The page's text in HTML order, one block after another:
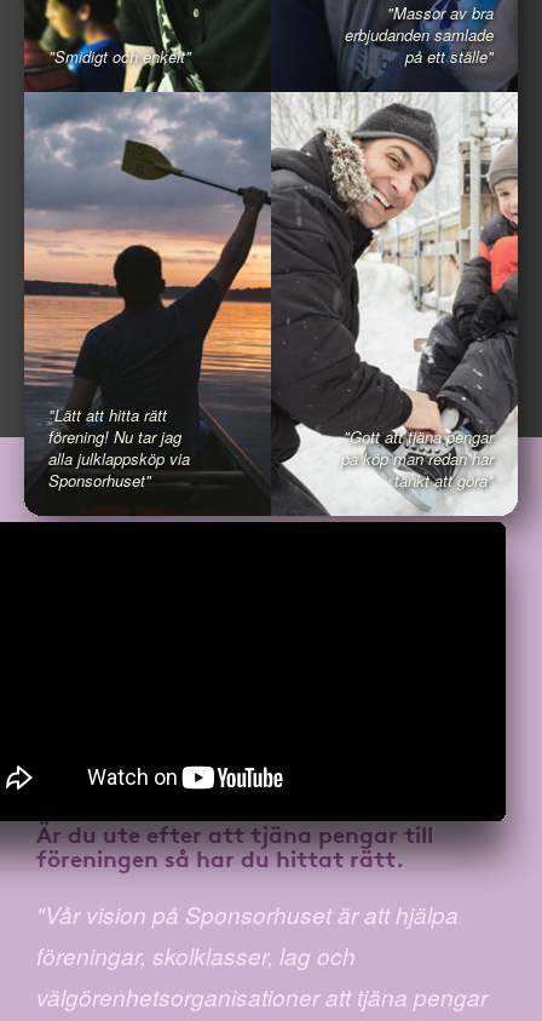
"Smidigt och enkelt"
"Massor av bra
erbjudanden samlade
på ett ställe"
"Lätt att hitta rätt
förening! Nu tar jag
alla julklappsköp via
Sponsorhuset"
"Gott att tjäna pengar
på köp man redan har
tänkt att göra"
Är du ute efter atttjäna pengar till
föreningenså har du hittat rätt.
"Vår vision på Sponsorhuset är att hjälpa
föreningar, skolklasser, lag och
välgörenhetsorganisationer att tjäna pengar